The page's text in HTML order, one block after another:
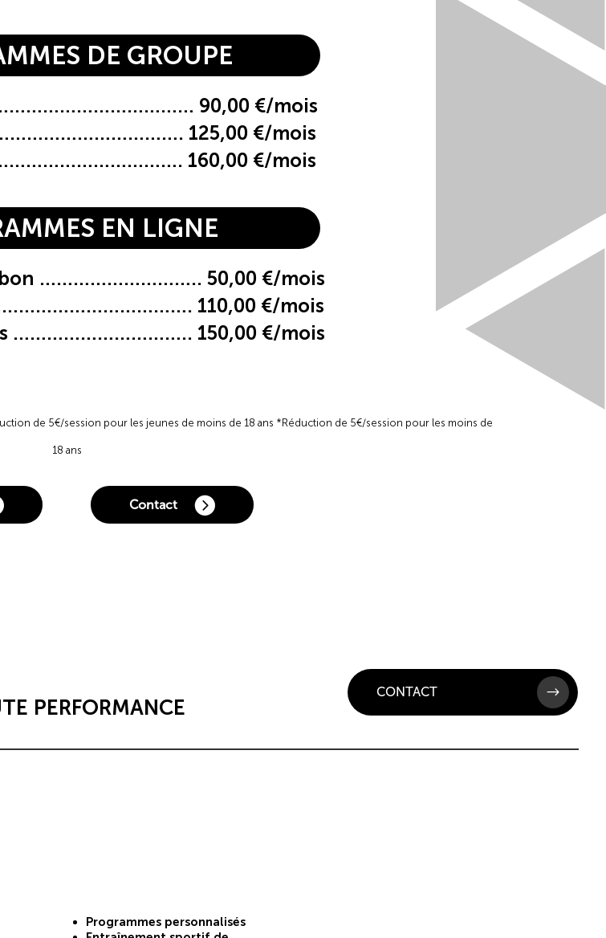
DE GROUPE
……………………………… 90,00 €/mois
……………………………. 125,00 €/mois
……………………………. 160,00 €/mois
EN LIGNE
bon ……………………….. 50,00 €/mois
………………………………. 110,00 €/mois
………………………….. 150,00 €/mois
de 5€/session pour les jeunes de moins de 18 ans *Réduction de 5€/session pour les moins de
18 ans
Contact
PERFORMANCE
CONTACT $
Programmes personnalisés